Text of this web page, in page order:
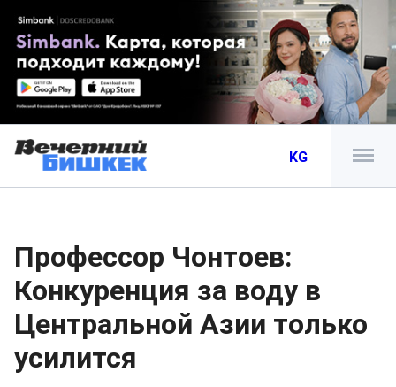
KG
Профессор Чонтоев:
Конкуренция за воду в
Центральной Азии только
усилится